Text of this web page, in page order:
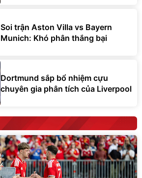
Soi trận Aston Villa vs Bayern
Munich: Khó phân thắng bại
Dortmund sắp bổ nhiệm cựu
chuyên gia phân tích của Liverpool